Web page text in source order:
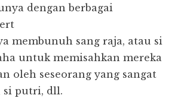
dengan berbagai
membunuh sang raja, atau si
untuk memisahkan mereka
oleh seseorang yang sangat
si putri, dll.